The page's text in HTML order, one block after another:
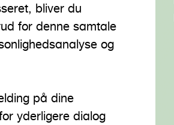
bliver du
for denne samtale
og
på dine
yderligere dialog